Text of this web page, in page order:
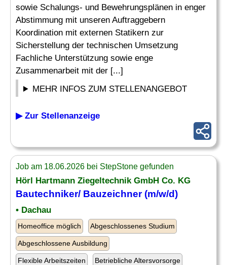
sowie Schalungs- und Bewehrungsplänen in enger
Abstimmung mit unseren Auftraggebern
Koordination mit externen Statikern zur
Sicherstellung der technischen Umsetzung
Fachliche Unterstützung sowie enge
Zusammenarbeit mit der [...]
MEHR INFOS ZUM STELLENANGEBOT
▶ Zur Stellenanzeige
Job am 18.06.2026 bei StepStone gefunden
Hörl Hartmann Ziegeltechnik GmbH Co. KG
Bautechniker/ Bauzeichner(m/w/d)
• Dachau
Homeoffice möglich Abgeschlossenes Studium
Abgeschlossene Ausbildung
Flexible Arbeitszeiten Betriebliche Altersvorsorge